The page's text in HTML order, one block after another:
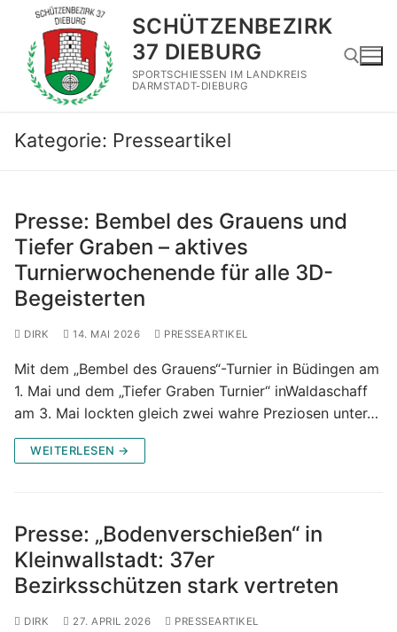
springen
SCHÜTZENBEZIRK
37 DIEBURG
SPORTSCHIESSEN IM LANDKREIS
DARMSTADT-DIEBURG
Kategorie: Presseartikel
Presse: Bembel des Grauens und
Tiefer Graben – aktives
Turnierwochenende für alle 3D-
Begeisterten
DIRK 14. MAI 2026 PRESSEARTIKEL
Mit dem „Bembel des Grauens“-Turnier in Büdingen am
1. Mai und dem „Tiefer Graben Turnier“ inWaldaschaff
am 3. Mai lockten gleich zwei wahre Preziosen unter…
WEITERLESEN →
Presse: „Bodenverschießen“ in
Kleinwallstadt: 37er
Bezirksschützen stark vertreten
DIRK 27. APRIL 2026 PRESSEARTIKEL